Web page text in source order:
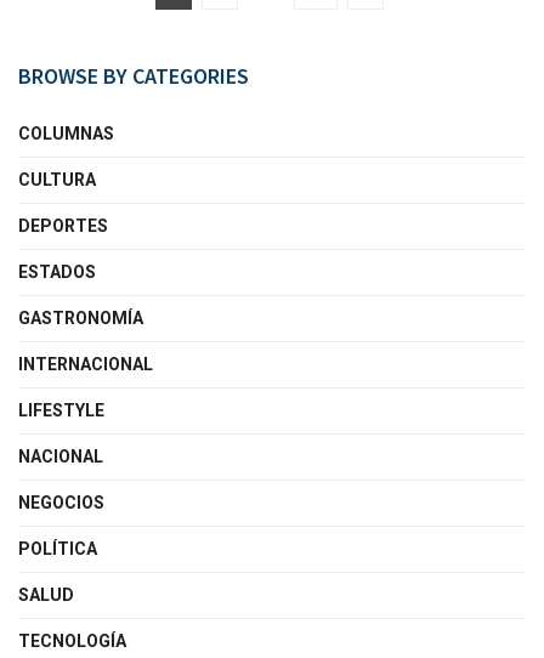
BROWSE BY CATEGORIES
COLUMNAS
CULTURA
DEPORTES
ESTADOS
GASTRONOMÍA
INTERNACIONAL
LIFESTYLE
NACIONAL
NEGOCIOS
POLÍTICA
SALUD
TECNOLOGÍA